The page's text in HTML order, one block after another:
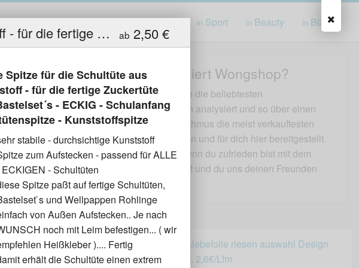
Auto Kleidung Spielwaren in Sport in Beauty in Bücher
Wie funktioniert Wongshop?
Wir haben für dich die beliebtesten
Produktkategorien analysiert und so über einen
besondern Algorithmus die meist verkauftesten
Produkte gefunden und für dich hier bereitgestellt.
Wir freuen uns wenn du zufrieden bist mit dem
gekauften Produkt und du uns deinen Freunden
weiterempfiehlst.
ab 2,50 €
stabile Spitze für die Schultüte aus Kunststoff - für die fertige Zuckertüte oder Bastelset´s - ECKIG - Schulanfang Schultütenspitze - Kunststoffspitze
Spitze für die Schultüte aus
- für die fertige Zuckertüte
- ECKIG - Schulanfang
- Kunststoffspitze
stabile - durchsichtige Kunststoff
zum Aufstecken - passend für ALLE
- Schultüten
Spitze paßt auf fertige Schultüten,
und Wellpappen Rohlinge
von Außen Aufstecken.. Je nach
noch mit Leim befestigen... ( wir
Heißkleber ).... Fertig
erhält die Schultüte einen extrem